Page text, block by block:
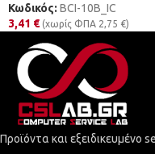
Κωδικός: BCI-10B_IC
3,41 € (χωρίς ΦΠΑ 2,75 €)
Προϊόντα και εξειδικευμένο